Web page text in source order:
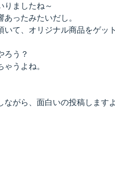
りましたね～
ったみたいだし。
いて、オリジナル商品をゲッ
ろう？
ゃうよね。
ながら、面白いの投稿します